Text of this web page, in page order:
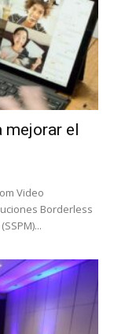
mejorar el
Video
Borderless